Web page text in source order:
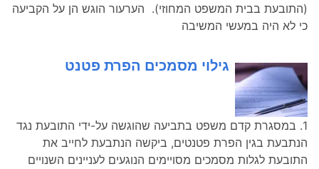
(התובעת בבית המשפט המחוזי). הערעור הוגש הן על הקביעה
כי לא היה במעשי המשיבה
גילוי מסמכים הפרת פטנט
1. במסגרת קדם משפט בתביעה שהוגשה על-ידי התובעת נגד
הנתבעת בגין הפרת פטנטים, ביקשה הנתבעת לחייב את
התובעת לגלות מסמכים מסויימים הנוגעים לעניינים השנויים